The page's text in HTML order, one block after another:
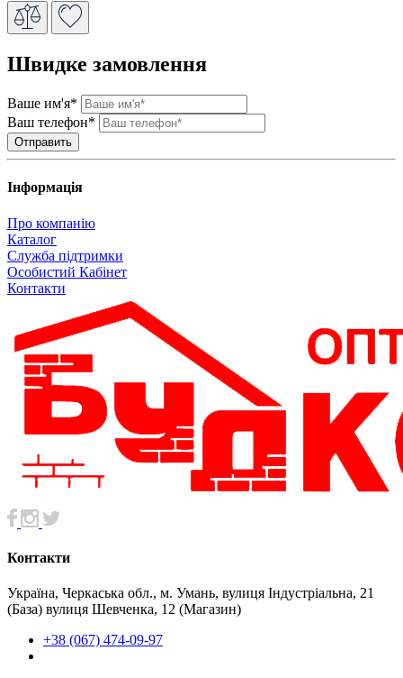
Швидке замовлення
Ваше им'я*
Ваш телефон*
Інформація
Про компанію
Каталог
Служба підтримки
Особистий Кабінет
Контакти
Контакти
Україна, Черкаська обл., м. Умань, вулиця Індустріальна, 21
(База) вулиця Шевченка, 12 (Магазин)
+38 (067) 474-09-97